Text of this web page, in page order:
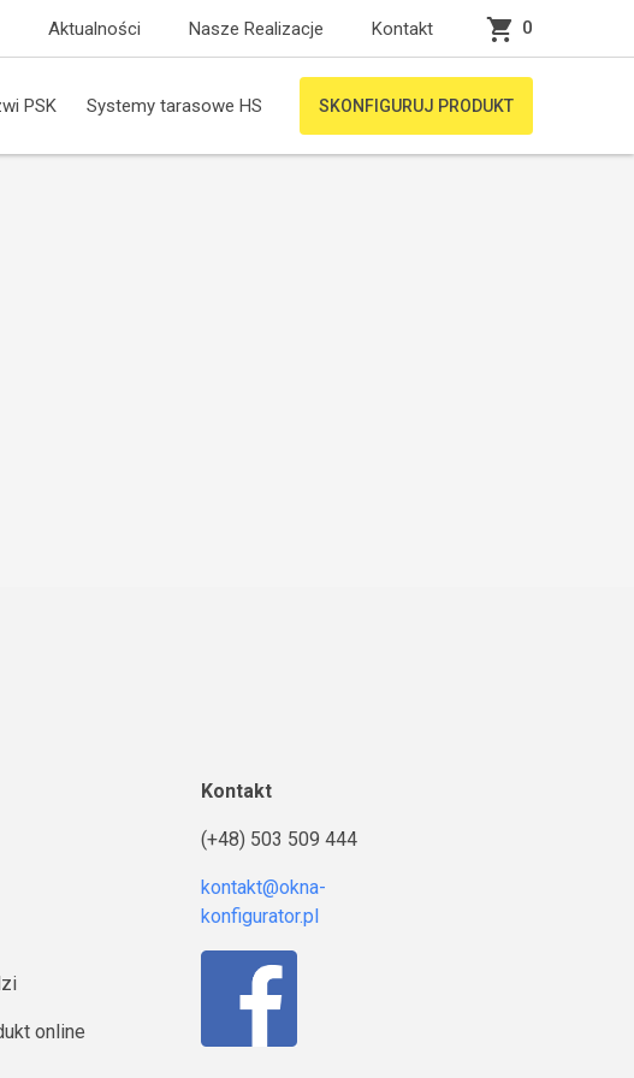
Aktualności Nasze Realizacje Kontakt 0
PSK Systemy tarasowe HS SKONFIGURUJ PRODUKT
online
Kontakt
(+48) 503 509 444